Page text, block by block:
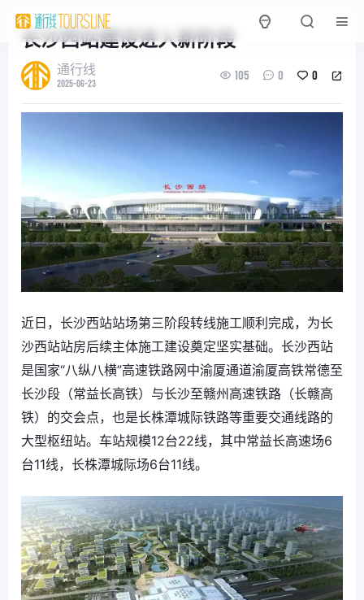
长沙西站建设进入新阶段
通行线
2025-06-23
105 0 0
近日，长沙西站站场第三阶段转线施工顺利完成，为长
沙西站站房后续主体施工建设奠定坚实基础。长沙西站
是国家“八纵八横”高速铁路网中渝厦通道渝厦高铁常德至
长沙段（常益长高铁）与长沙至赣州高速铁路（长赣高
铁）的交会点，也是长株潭城际铁路等重要交通线路的
大型枢纽站。车站规模12台22线，其中常益长高速场6
台11线，长株潭城际场6台11线。